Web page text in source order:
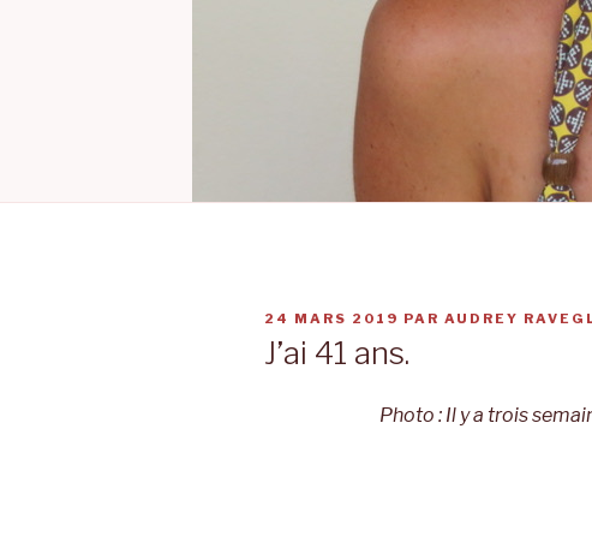
PUBLIÉ
LE
24 MARS 2019 PAR AUDREY
J’ai 41 ans.
Photo : Il y a trois